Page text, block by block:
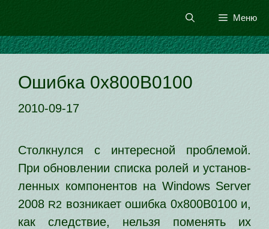
содержимому
Меню
Ошибка 0x800B0100
2010-09-17
Столкнулся с инте­рес­ной про­бле­мой.
При обнов­ле­нии спис­ка ролей и уста­нов­
лен­ных ком­по­нен­тов на Windows Server
2008 R2 воз­ни­ка­ет ошиб­ка 0х800B0100 и,
как след­ствие, нель­зя поме­нять их